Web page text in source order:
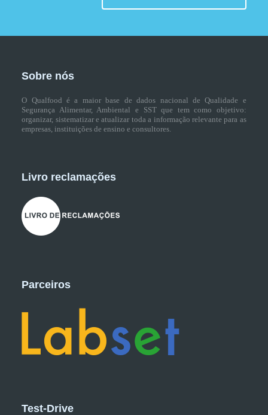
Sobre nós
O Qualfood é a maior base de dados nacional de Qualidade e
Segurança Alimentar, Ambiental e SST que tem como objetivo:
organizar, sistematizar e atualizar toda a informação relevante para as
empresas, instituições de ensino e consultores.
Livro reclamações
Parceiros
Test-Drive